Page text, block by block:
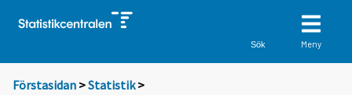
Sök Meny
Förstasidan >Statistik >